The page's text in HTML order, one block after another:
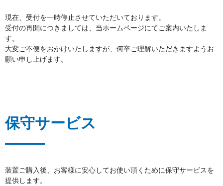
現在、受付を一時停止させていただいております。
受付の再開につきましては、当ホームページにてご案内いたしま
す。
大変ご不便をおかけいたしますが、何卒ご理解いただきますようお
願い申し上げます。
保守サービス
装置ご購入後、お客様に安心してお使い頂くために保守サービスを
提供します。